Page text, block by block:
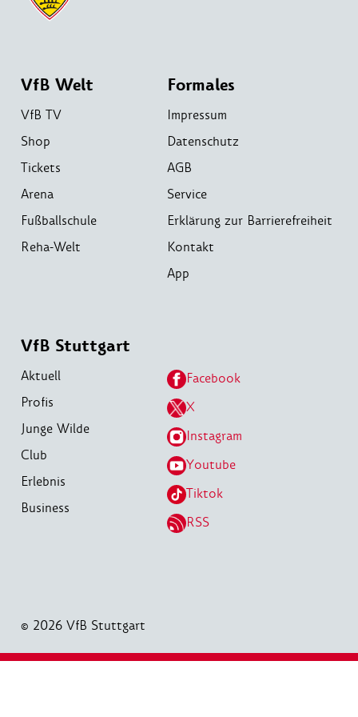
VfB Welt
VfB TV
Shop
Tickets
Arena
Fußballschule
Reha-Welt
Formales
Impressum
Datenschutz
AGB
Service
Erklärung zur Barrierefreiheit
Kontakt
App
VfB Stuttgart
Aktuell
Profis
Junge Wilde
Club
Erlebnis
Business
Facebook
X
Instagram
Youtube
Tiktok
RSS
© 2026 VfB Stuttgart